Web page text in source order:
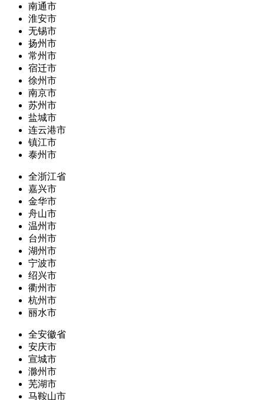
南通市
淮安市
无锡市
扬州市
常州市
宿迁市
徐州市
南京市
苏州市
盐城市
连云港市
镇江市
泰州市
全浙江省
嘉兴市
金华市
舟山市
温州市
台州市
湖州市
宁波市
绍兴市
衢州市
杭州市
丽水市
全安徽省
安庆市
宣城市
滁州市
芜湖市
马鞍山市